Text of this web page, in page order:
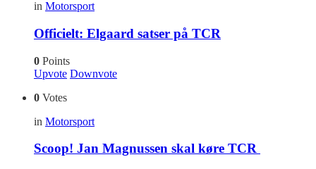
in Motorsport
Officielt: Elgaard satser på TCR
0 Points
Upvote Downvote
0 Votes
in Motorsport
Scoop! Jan Magnussen skal køre TCR